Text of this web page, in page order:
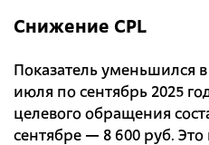
Снижение CPL
Показатель уменьшился
июля по сентябрь 2025
целевого обращения
сентябре — 8 600 руб.